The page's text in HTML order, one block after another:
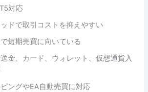
対応
ドで取引コストを抑えやすい
短期売買に向いている
金、カード、ウォレット、仮想通貨入
ングやEA自動売買に対応